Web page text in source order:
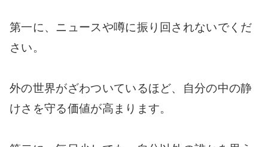
第一に、ニュースや噂に振り回されないでくだ
さい。
外の世界がざわついているほど、自分の中の静
けさを守る価値が高まります。